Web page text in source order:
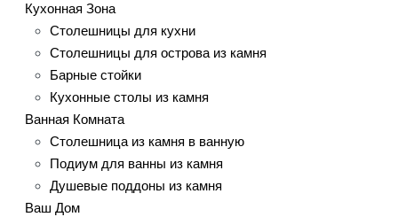
Кухонная Зона
Столешницы для кухни
Столешницы для острова из камня
Барные стойки
Кухонные столы из камня
Ванная Комната
Столешница из камня в ванную
Подиум для ванны из камня
Душевые поддоны из камня
Ваш Дом